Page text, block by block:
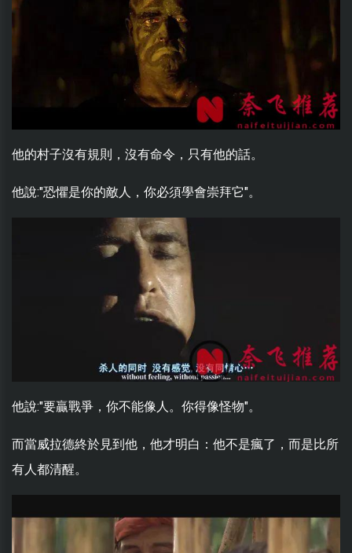
他的村子沒有規則，沒有命令，只有他的話。
他說:"恐懼是你的敵人，你必須學會崇拜它"。
他說:"要贏戰爭，你不能像人。你得像怪物"。
而當威拉德終於見到他，他才明白：他不是瘋了，而是比所
有人都清醒。